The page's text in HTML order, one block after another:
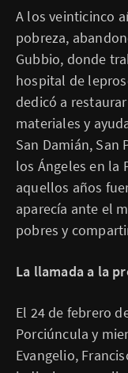
A los veinticinco
pobreza,
Gubbio, donde
hospital de
dedicó a
materiales y
San Damián, San
los Ángeles en la
aquellos años
aparecía ante el
pobres y
La llamada a la
El 24 de febrero
Porciúncula y
Evangelio,